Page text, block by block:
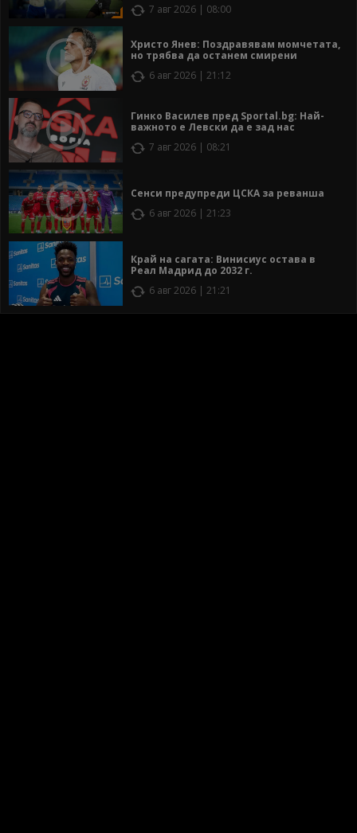
7 авг 2026 | 08:00
Христо Янев: Поздравявам момчетата,
но трябва да останем смирени
6 авг 2026 | 21:12
Гинко Василев пред Sportal.bg: Най-
важното е Левски да е зад нас
7 авг 2026 | 08:21
Сенси предупреди ЦСКА за реванша
6 авг 2026 | 21:23
Край на сагата: Винисиус остава в
Реал Мадрид до 2032 г.
6 авг 2026 | 21:21